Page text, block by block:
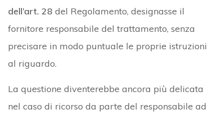
dell’art. 28 del Regolamento, designasse il
fornitore responsabile del trattamento, senza
precisare in modo puntuale le proprie istruzioni
al riguardo.
La questione diventerebbe ancora più delicata
nel caso di ricorso da parte del responsabile ad